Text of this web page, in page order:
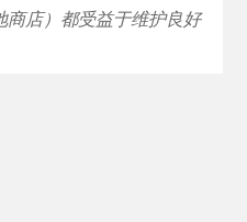
商店）都受益于维护良好